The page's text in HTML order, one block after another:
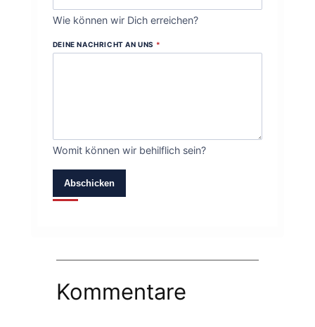
Wie können wir Dich erreichen?
DEINE NACHRICHT AN UNS *
Womit können wir behilflich sein?
Abschicken
Kommentare